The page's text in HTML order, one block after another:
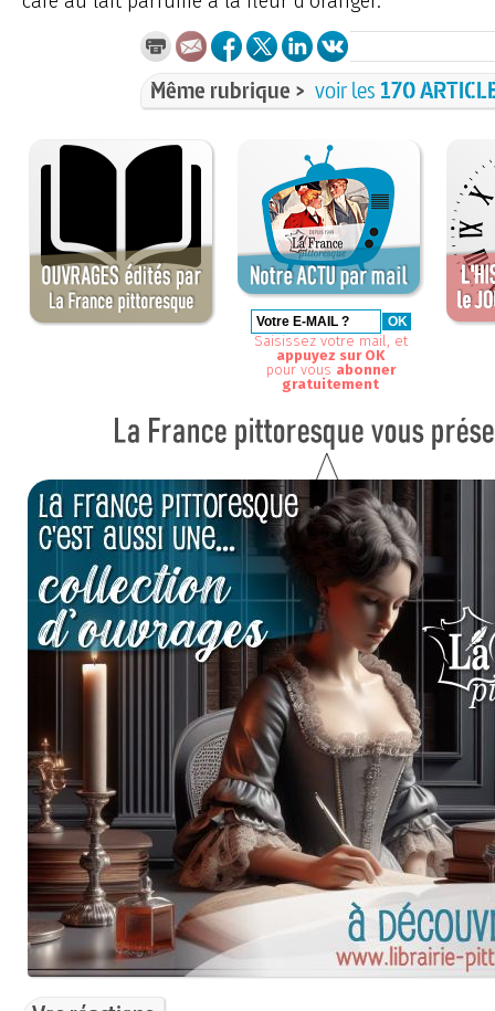
Même rubrique > voir les 170
Saisissez votre mail, et
appuyez sur OK
pour vous abonner
gratuitement